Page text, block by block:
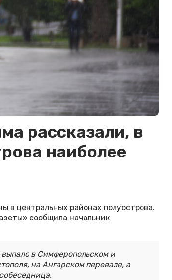
рассказали, в
наиболее
в центральных районах полуострова.
сообщила начальник
в Симферопольском и
на Ангарском перевале, а